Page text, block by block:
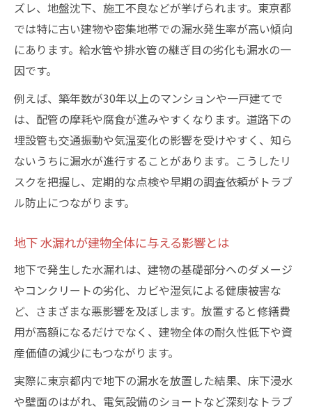
応策
地下の水漏れを自己チェックで見分けるポイン
ト
流れ
東京都で地下 水漏れ自己診断時の注意点
地下 水漏れのサインを見逃さないチェック
リスト
水道メーターから地下 水漏れを特定するコ
自己チェック後の地下 水漏れ調査依頼タイ
ミング
調査費用や負担区分に悩む方への東京都の対応
策
地下 水漏れ調査費用の東京都での相場目安
地下 水漏れ調査費用は誰が負担するのか解
説
東京都の地下 水漏れ費用減免や補助の制度
ズレ、地盤沈下、施工不良などが挙げられます。東京都
では特に古い建物や密集地帯での漏水発生率が高い傾向
にあります。給水管や排水管の継ぎ目の劣化も漏水の一
因です。
例えば、築年数が30年以上のマンションや一戸建てで
は、配管の摩耗や腐食が進みやすくなります。道路下の
埋設管も交通振動や気温変化の影響を受けやすく、知ら
ないうちに漏水が進行することがあります。こうしたリ
スクを把握し、定期的な点検や早期の調査依頼がトラブ
ル防止につながります。
地下 水漏れが建物全体に与える影響とは
地下で発生した水漏れは、建物の基礎部分へのダメージ
やコンクリートの劣化、カビや湿気による健康被害な
ど、さまざまな悪影響を及ぼします。放置すると修繕費
用が高額になるだけでなく、建物全体の耐久性低下や資
産価値の減少にもつながります。
実際に東京都内で地下の漏水を放置した結果、床下浸水
や壁面のはがれ、電気設備のショートなど深刻なトラブ